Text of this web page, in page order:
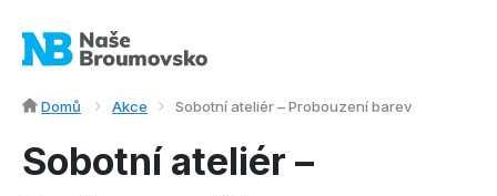
Domů Akce Sobotní ateliér – Probouzení barev
Sobotní ateliér –